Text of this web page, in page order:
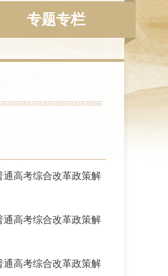
专题专栏
通高考综合改革政策解
通高考综合改革政策解
通高考综合改革政策解